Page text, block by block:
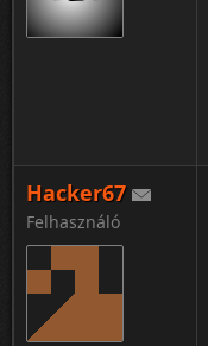
Hacker67
Felhasználó